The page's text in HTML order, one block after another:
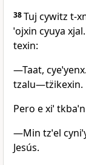
38Tuj cywitz
ˈojxin cyuya
texin:
―Taat,
tzalu―tz̈ikexin.
Pero e xiˈ
―Min tzˈel
Jesús.